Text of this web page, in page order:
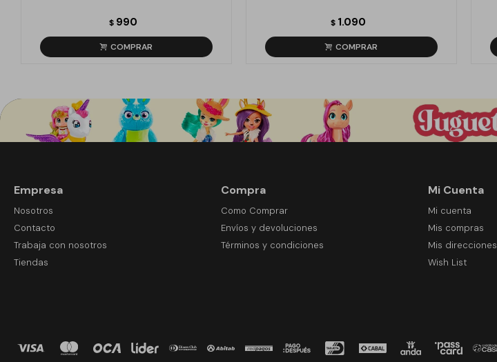
$ 990 $ 1.090
Empresa
Nosotros
Contacto
Trabaja con nosotros
Tiendas
Compra
Como Comprar
Envíos y devoluciones
Términos y condiciones
Mi Cuenta
Mi cuenta
Mis compras
Mis direcciones
Wish List